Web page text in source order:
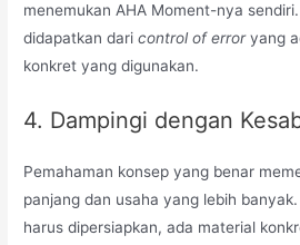
menemukan AHA Moment-nya
didapatkan daricontrol of erroryang
konkret yang digunakan.
4. Dampingi dengan
Pemahaman konsep yang benar
panjang dan usaha yang lebih
harus dipersiapkan, ada material